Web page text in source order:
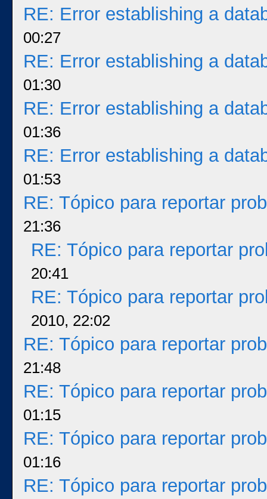
RE: Error establishing a
00:27
RE: Error establishing a
01:30
RE: Error establishing a
01:36
RE: Error establishing a
01:53
RE: Tópico para reportar
21:36
RE: Tópico para reportar
20:41
RE: Tópico para reportar
2010, 22:02
RE: Tópico para reportar
21:48
RE: Tópico para reportar
01:15
RE: Tópico para reportar
01:16
RE: Tópico para reportar